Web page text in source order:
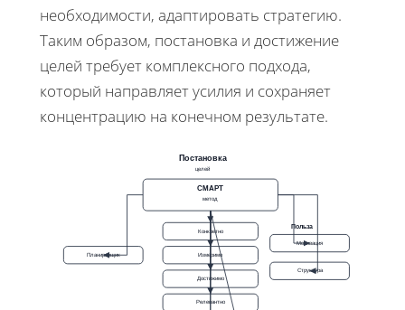
необходимости, адаптировать стратегию.
Таким образом, постановка и достижение
целей требует комплексного подхода,
который направляет усилия и сохраняет
концентрацию на конечном результате.
Постановка
целей
СМАРТ
метод
Конкретно
Измеримо
Достижимо
Релевантно
Польза
Мотивация
Структура
Планировщик